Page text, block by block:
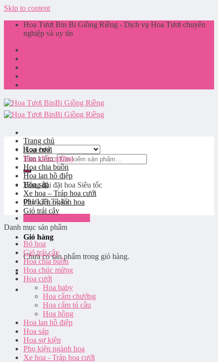
Skip to content
Hoa Tươi Bin Bi Giồng Riềng - Dịch vụ Hoa Tươi chuyên
nghiệp và uy tín
Tìm kiếm:
Tổng đài đặt hoa Siêu tốc
0916.33.77.45
Giỏ hàng
Chưa có sản phẩm trong giỏ hàng.
Trang chủ
Hoa cưới
Hoa chúc mừng
Hoa chia buồn
Hoa lan hồ điệp
Hoa sáp
Xe hoa – Tráp hoa cưới
Phụ kiện ngành hoa
Giỏ trái cây
Danh mục sản phẩm
Bó hoa
Giỏ trái cây
Hoa chia buồn
Hoa chúc mừng
Hoa cưới
Hoa baby
Hoa cẩm chướng
Hoa cẩm tú cầu
Hoa hồng
Hoa lan hồ điệp
Hoa sáp
Hoa sự kiện
Phụ kiện ngành hoa
Xe hoa - Tráp hoa cưới